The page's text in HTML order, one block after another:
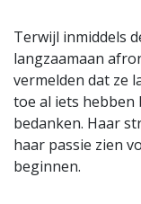
Terwijl inmiddels
langzaamaan
vermelden dat ze
toe al iets
bedanken. Haar
haar passie zien
beginnen.